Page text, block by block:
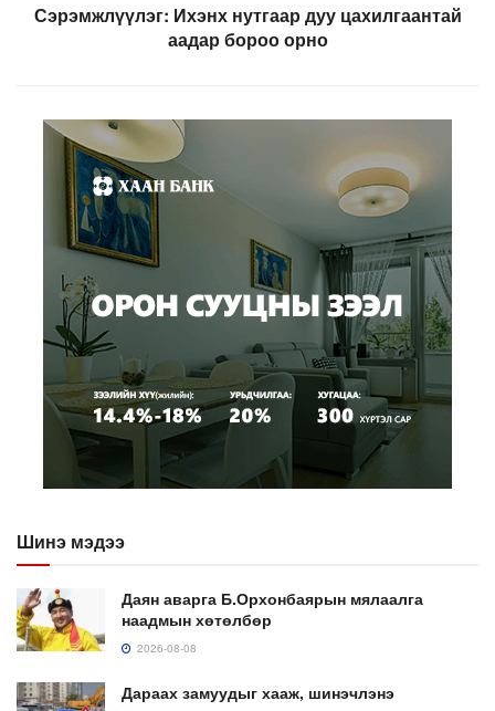
Сэрэмжлүүлэг: Ихэнх нутгаар дуу цахилгаантай
аадар бороо орно
Шинэ мэдээ
Даян аварга Б.Орхонбаярын мялаалга
наадмын хөтөлбөр
2026-08-08
Дараах замуудыг хааж, шинэчлэнэ